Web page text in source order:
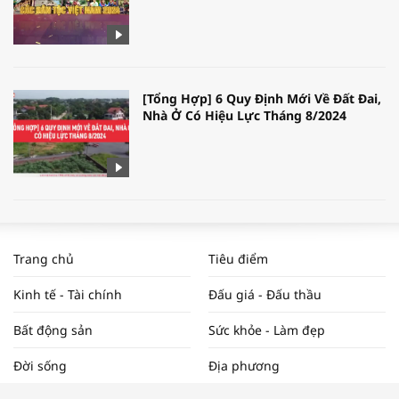
[Tổng Hợp] 6 Quy Định Mới Về Đất Đai,
Nhà Ở Có Hiệu Lực Tháng 8/2024
NAM NĂM 2024 VÀ NĂM 2025 | NHỊP
ĐẬP THỊ TRƯỜNG #62
Tọa đàm “Xúc tiến thương mại: Khơi
Trang chủ Tiêu điểm
Kinh tế - Tài chính Đấu giá - Đấu thầu
Bất động sản Sức khỏe - Làm đẹp
Đời sống Địa phương